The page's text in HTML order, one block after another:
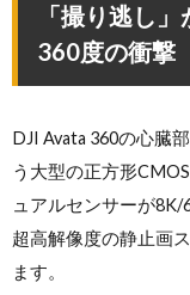
「撮り逃し
360度の衝撃
DJI Avata 360の心臓
う大型の正方形
ュアルセンサーが
超高解像度の静止画
ます。